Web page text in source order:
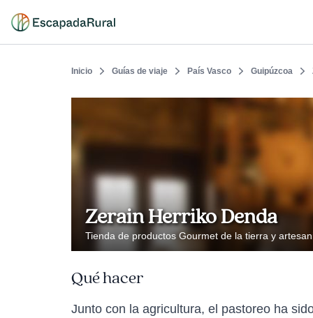
Inicio Guías de viaje País Vasco Guipúzcoa
Zerain Herriko Denda
Tienda de productos Gourmet de la tierra y
Qué hacer
Junto con la agricultura, el pastoreo ha